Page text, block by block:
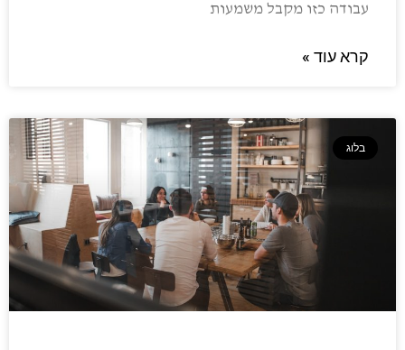
עבודה כזו מקבל משמעות
קרא עוד »
בלוג